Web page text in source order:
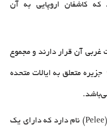
کاشفان اروپایی به آن
غربی آن قرار دارند و مجموع
تعداد آن‌ها ۳۱ جزیره است که ۱۸ جزیره متعلق به ایالات متحده
بزرگ‌ترین جزیره این دریاچه، پلی (Pelee) نام دارد که دارای یک